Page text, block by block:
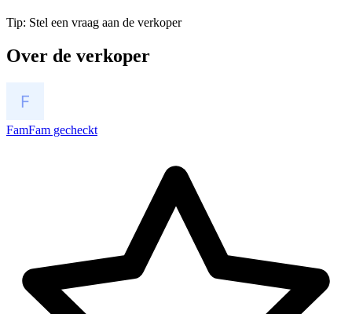
Tip: Stel een vraag aan de verkoper
Over de verkoper
FamFam gecheckt